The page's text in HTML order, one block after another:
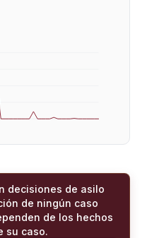
decisiones de asilo
de ningún caso
de los hechos
su caso.